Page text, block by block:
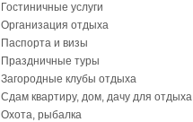
Гостиничные услуги
Организация отдыха
Паспорта и визы
Праздничные туры
Загородные клубы отдыха
Сдам квартиру, дом, дачу для отдыха
Охота, рыбалка